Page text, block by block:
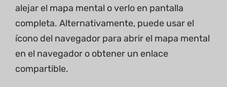
alejar el mapa mental o verlo en pantalla
completa. Alternativamente, puede usar el
ícono del navegador para abrir el mapa mental
en el navegador o obtener un enlace
compartible.